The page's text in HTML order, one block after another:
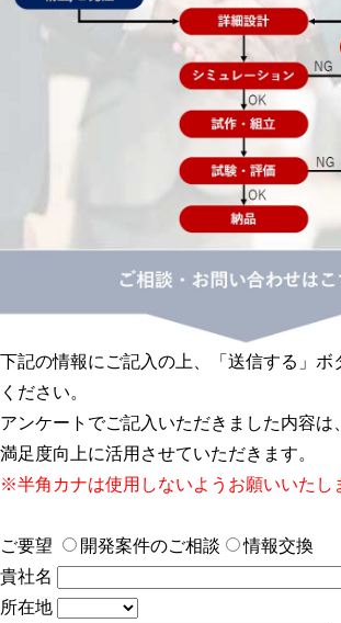
下記の情報にご記入の上、「送信する」ボ
ください。
アンケートでご記入いただきました内容は
満足度向上に活用させていただきます。
※半角カナは使用しないようお願いいたし
ご要望 開発案件のご相談
情報交換
貴社名
所在地